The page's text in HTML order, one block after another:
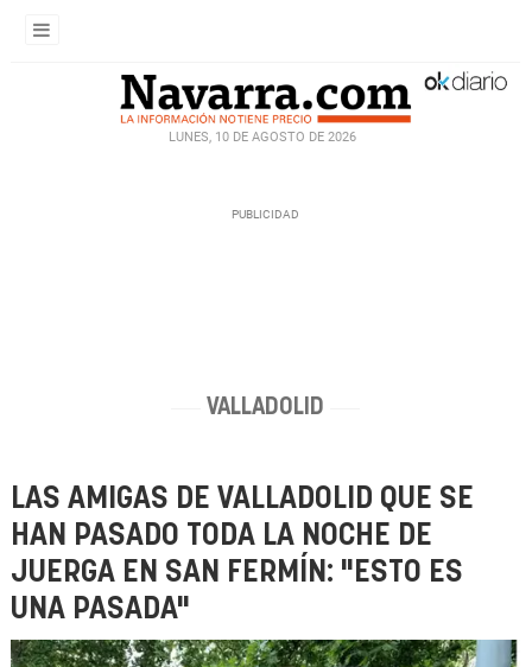
LUNES, 10 DE AGOSTO DE 2026
VALLADOLID
LAS AMIGAS DE VALLADOLID QUE SE
HAN PASADO TODA LA NOCHE DE
JUERGA EN SAN FERMÍN: "ESTO ES
UNA PASADA"